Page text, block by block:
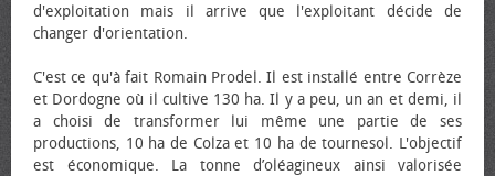
d'exploitation mais il arrive que l'exploitant décide de
changer d'orientation.
C'est ce qu'à fait Romain Prodel. Il est installé entre Corrèze
et Dordogne où il cultive 130 ha. Il y a peu, un an et demi, il
a choisi de transformer lui même une partie de ses
productions, 10 ha de Colza et 10 ha de tournesol. L'objectif
est économique. La tonne d’oléagineux ainsi valorisée